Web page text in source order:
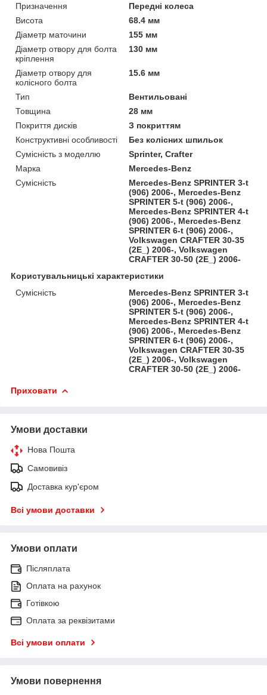
Призначення
Передні колеса
Висота
68.4 мм
Діаметр маточини
155 мм
Діаметр отвору для болта
кріплення
130 мм
Діаметр отвору для
колісного болта
15.6 мм
Тип
Вентильовані
Товщина
28 мм
Покриття дисків
З покриттям
Конструктивні особливості
Без колісних шпильок
Сумісність з моделлю
Sprinter, Crafter
Марка
Mercedes-Benz
Сумісність
Mercedes-Benz SPRINTER 3-t
(906) 2006-, Mercedes-Benz
SPRINTER 5-t (906) 2006-,
Mercedes-Benz SPRINTER 4-t
(906) 2006-, Mercedes-Benz
SPRINTER 6-t (906) 2006-,
Volkswagen CRAFTER 30-35
(2E_) 2006-, Volkswagen
CRAFTER 30-50 (2E_) 2006-
Користувальницькі характеристики
Сумісність
Mercedes-Benz SPRINTER 3-t
(906) 2006-, Mercedes-Benz
SPRINTER 5-t (906) 2006-,
Mercedes-Benz SPRINTER 4-t
(906) 2006-, Mercedes-Benz
SPRINTER 6-t (906) 2006-,
Volkswagen CRAFTER 30-35
(2E_) 2006-, Volkswagen
CRAFTER 30-50 (2E_) 2006-
Приховати
Умови доставки
Нова Пошта
Самовивіз
Доставка кур'єром
Всі умови доставки
Умови оплати
Післяплата
Оплата на рахунок
Готівкою
Оплата за реквізитами
Всі умови оплати
Умови повернення